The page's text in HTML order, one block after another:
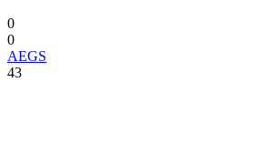
0
0
AEGS
43